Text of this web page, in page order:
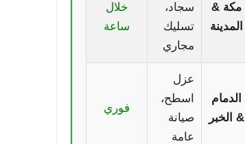
مكة &
المدينة
سجاد،
تسليك
مجاري
خلال
ساعة
الدمام
& الخبر
عزل
اسطح،
صيانة
عامة
فوري